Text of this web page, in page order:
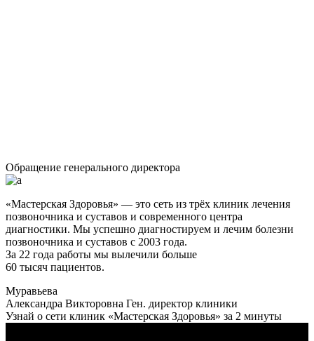
Обращение генерального директора
«Мастерская Здоровья» — это сеть из трёх клиник лечения
позвоночника и суставов и современного центра
диагностики. Мы успешно диагностируем и лечим болезни
позвоночника и суставов с 2003 года.
За 22 года работы мы вылечили больше
60 тысяч пациентов.
Муравьева
Александра Викторовна Ген. директор клиники
Узнай о сети клиник «Мастерская Здоровья» за 2 минуты